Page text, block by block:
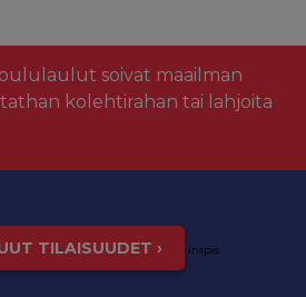
soivat maailman
kolehtirahan tai lahjoita
TILAISUUDET › inspis